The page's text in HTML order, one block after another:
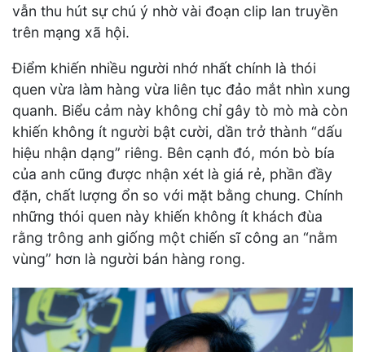
vẫn thu hút sự chú ý nhờ vài đoạn clip lan truyền
trên mạng xã hội.
Điểm khiến nhiều người nhớ nhất chính là thói
quen vừa làm hàng vừa liên tục đảo mắt nhìn xung
quanh. Biểu cảm này không chỉ gây tò mò mà còn
khiến không ít người bật cười, dần trở thành “dấu
hiệu nhận dạng” riêng. Bên cạnh đó, món bò bía
của anh cũng được nhận xét là giá rẻ, phần đầy
đặn, chất lượng ổn so với mặt bằng chung. Chính
những thói quen này khiến không ít khách đùa
rằng trông anh giống một chiến sĩ công an “nằm
vùng” hơn là người bán hàng rong.